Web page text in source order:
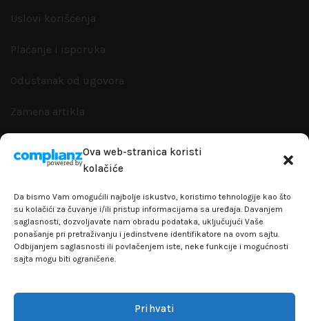
Ova web-stranica koristi
kolačiće
Da bismo Vam omogućili najbolje iskustvo, koristimo tehnologije kao što
su kolačići za čuvanje i/ili pristup informacijama sa uređaja. Davanjem
saglasnosti, dozvoljavate nam obradu podataka, uključujući Vaše
ponašanje pri pretraživanju i jedinstvene identifikatore na ovom sajtu.
Odbijanjem saglasnosti ili povlačenjem iste, neke funkcije i mogućnosti
sajta mogu biti ograničene.
Prihvati
Uslovi korišćenja
Plaćanje i isporuka
Odustanak od ugovora
Zamena artikla
Politika privatnosti
+381641129145
info@flakhobby.com
Lokal 102, prvi sprat